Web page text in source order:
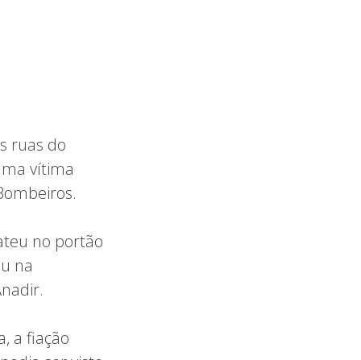
ruas do
vítima
no portão
na
a fiação